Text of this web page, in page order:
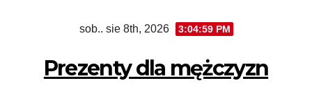
sob.. sie 8th, 2026 3:04:59 PM
Prezenty dla mężczyzn